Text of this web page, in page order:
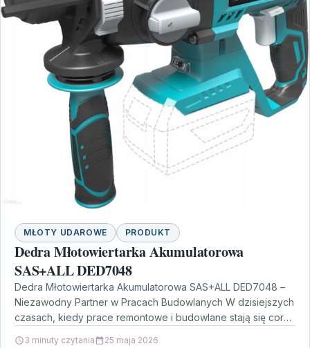
MŁOTY UDAROWE PRODUKT
Dedra Młotowiertarka Akumulatorowa
SAS+ALL DED7048
Dedra Młotowiertarka Akumulatorowa SAS+ALL DED7048 –
Niezawodny Partner w Pracach Budowlanych W dzisiejszych
czasach, kiedy prace remontowe i budowlane stają się coraz
3 minuty czytania 25 maja 2026